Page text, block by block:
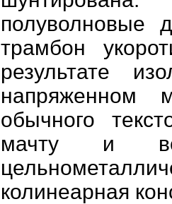
полуволновые
трамбон
результате
напряженном
обычного
мачту и
колинеарная